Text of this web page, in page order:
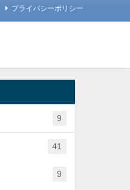
プライバシーポリシー
9
41
9